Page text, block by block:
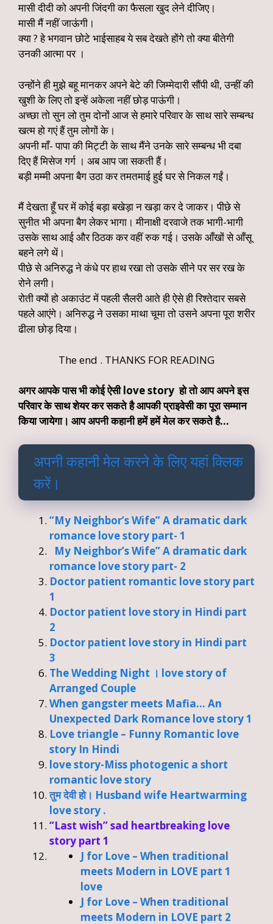
मासी दीदी को अपनी जिंदगी का फैसला खुद लेने दीजिए।
मासी मैं नहीं जाऊंगी।
क्या ? हे भगवान छोटे भाईसाहब ये सब देखते होंगे तो क्या बीतेगी
उनकी आत्मा पर ।
उन्होंने ही मुझे बहू मानकर अपने बेटे की जिम्मेदारी सौंपी थी, उन्हीं की
खुशी के लिए तो इन्हें अकेला नहीं छोड़ पाऊंगी।
अच्छा तो सुन लो तुम दोनों आज से हमारे परिवार के साथ सारे सम्बन्ध
खत्म हो गएं हैं तुम लोगों के।
अपनी माँ- पापा की मिट्टी के साथ मैंने उनके सारे सम्बन्ध भी दबा
दिए हैं मिसेज गर्ग । अब आप जा सकती हैं।
बड़ी मम्मी अपना बैग उठा कर तमतमाई हुई घर से निकल गईं।
मैं देखता हूँ घर में कोई बड़ा बखेड़ा न खड़ा कर दे जाकर। पीछे से
सुनीत भी अपना बैग लेकर भागा। मीनाक्षी दरवाजे तक भागी-भागी
उसके साथ आई और ठिठक कर वहीं रुक गई। उसके आँखों से आँसू
बहने लगे थें।
पीछे से अनिरुद्ध ने कंधे पर हाथ रखा तो उसके सीने पर सर रख के
रोने लगी।
रोती क्यों हो अकाउंट में पहली सैलरी आते ही ऐसे ही रिश्तेदार सबसे
पहले आएंगे। अनिरुद्ध ने उसका माथा चूमा तो उसने अपना पूरा शरीर
ढीला छोड़ दिया।
The end . THANKS FOR READING
अगर आपके पास भी कोई ऐसी love story हो तो आप अपने इस
परिवार के साथ शेयर कर सकते है आपकी प्राइवेसी का पूरा सम्मान
किया जायेगा। आप अपनी कहानी हमें हमें मेल कर सकते है…
अपनी कहानी मेल करने के लिएयहांक्लिक
करें।
“My Neighbor’s Wife” A dramatic dark
romance love story part- 1
My Neighbor’s Wife” A dramatic dark
romance love story part- 2
Doctor patient romantic love story part
1
Doctor patient love story in Hindi part
2
Doctor patient love story in Hindi part
3
The Wedding Night । love story of
Arranged Couple
When gangster meets Mafia… An
Unexpected Dark Romance love story 1
Love triangle – Funny Romantic love
story In Hindi
love story-Miss photogenic a short
romantic love story
तुम देवी हो। Husband wife Heartwarming
love story .
“Last wish” sad heartbreaking love
story part 1
J for Love – When traditional
meets Modern in LOVE part 1
love
J for Love – When traditional
meets Modern in LOVE part 2